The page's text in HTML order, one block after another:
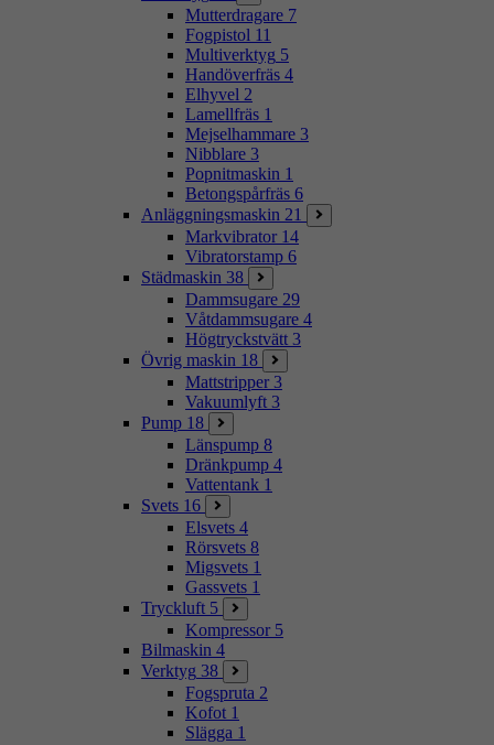
Mutterdragare 7
Fogpistol 11
Multiverktyg 5
Handöverfräs 4
Elhyvel 2
Lamellfräs 1
Mejselhammare 3
Nibblare 3
Popnitmaskin 1
Betongspårfräs 6
Anläggningsmaskin 21
Markvibrator 14
Vibratorstamp 6
Städmaskin 38
Dammsugare 29
Våtdammsugare 4
Högtryckstvätt 3
Övrig maskin 18
Mattstripper 3
Vakuumlyft 3
Pump 18
Länspump 8
Dränkpump 4
Vattentank 1
Svets 16
Elsvets 4
Rörsvets 8
Migsvets 1
Gassvets 1
Tryckluft 5
Kompressor 5
Bilmaskin 4
Verktyg 38
Fogspruta 2
Kofot 1
Slägga 1